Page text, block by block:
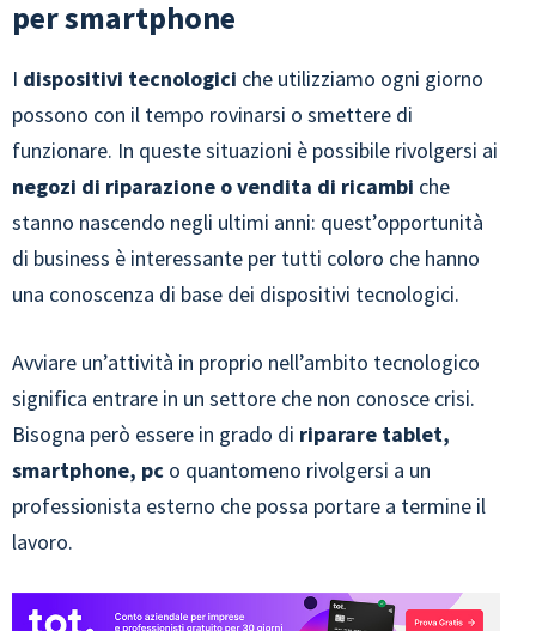
per smartphone
I dispositivi tecnologici che utilizziamo ogni giorno
possono con il tempo rovinarsi o smettere di
funzionare. In queste situazioni è possibile rivolgersi ai
negozi di riparazione o vendita di ricambi che
stanno nascendo negli ultimi anni: quest’opportunità
di business è interessante per tutti coloro che hanno
una conoscenza di base dei dispositivi tecnologici.
Avviare un’attività in proprio nell’ambito tecnologico
significa entrare in un settore che non conosce crisi.
Bisogna però essere in grado di riparare tablet,
smartphone, pc o quantomeno rivolgersi a un
professionista esterno che possa portare a termine il
lavoro.